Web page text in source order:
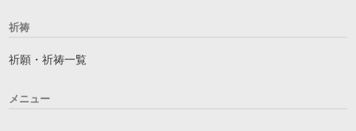
祈祷
祈願・祈祷一覧
メニュー